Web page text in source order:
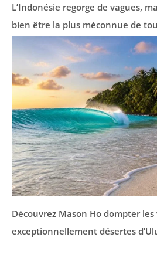
L’Indonésie regorge de vagues,
bien être la plus méconnue de
Découvrez Mason Ho dompter les
exceptionnellement désertes